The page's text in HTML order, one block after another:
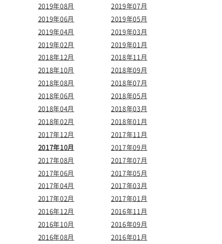
2019年08月
2019年07月
2019年06月
2019年05月
2019年04月
2019年03月
2019年02月
2019年01月
2018年12月
2018年11月
2018年10月
2018年09月
2018年08月
2018年07月
2018年06月
2018年05月
2018年04月
2018年03月
2018年02月
2018年01月
2017年12月
2017年11月
2017年10月
2017年09月
2017年08月
2017年07月
2017年06月
2017年05月
2017年04月
2017年03月
2017年02月
2017年01月
2016年12月
2016年11月
2016年10月
2016年09月
2016年08月
2016年01月